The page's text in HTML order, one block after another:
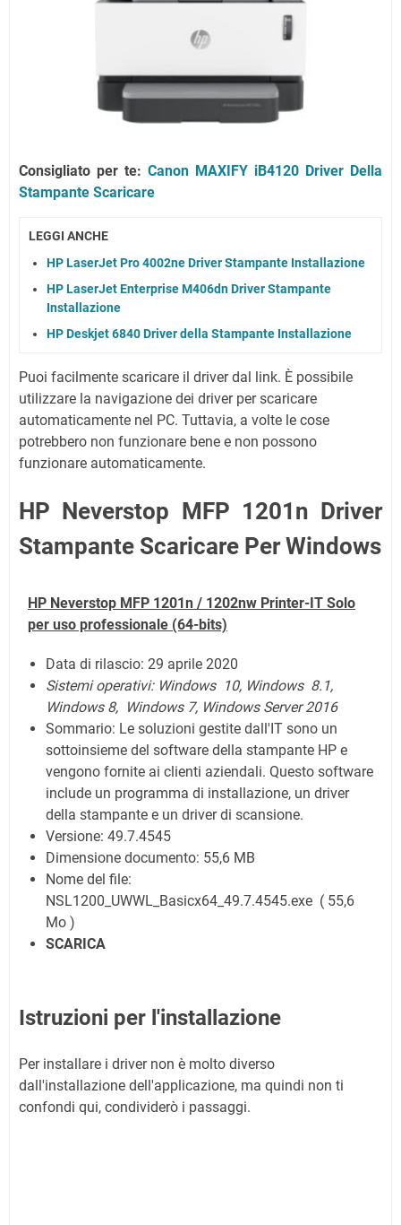
Consigliato per te: Canon MAXIFY iB4120 Driver Della
Stampante Scaricare
LEGGI ANCHE
HP LaserJet Pro 4002ne Driver Stampante Installazione
HP LaserJet Enterprise M406dn Driver Stampante
Installazione
HP Deskjet 6840 Driver della Stampante Installazione
Puoi facilmente scaricare il driver dal link. È possibile
utilizzare la navigazione dei driver per scaricare
automaticamente nel PC. Tuttavia, a volte le cose
potrebbero non funzionare bene e non possono
funzionare automaticamente.
HP Neverstop MFP 1201n Driver
Stampante Scaricare Per Windows
HP Neverstop MFP 1201n / 1202nw Printer-IT Solo
per uso professionale (64-bits)
Data di rilascio: 29 aprile 2020
Sistemi operativi: Windows 10, Windows 8.1,
Windows 8, Windows 7, Windows Server 2016
Sommario: Le soluzioni gestite dall'IT sono un
sottoinsieme del software della stampante HP e
vengono fornite ai clienti aziendali. Questo software
include un programma di installazione, un driver
della stampante e un driver di scansione.
Versione: 49.7.4545
Dimensione documento: 55,6 MB
Nome del file:
NSL1200_UWWL_Basicx64_49.7.4545.exe ( 55,6
Mo )
SCARICA
Istruzioni per l'installazione
Per installare i driver non è molto diverso
dall'installazione dell'applicazione, ma quindi non ti
confondi qui, condividerò i passaggi.